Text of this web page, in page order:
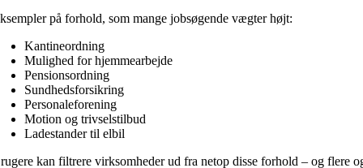
på forhold, som mange jobsøgende vægter højt:
Kantineordning
Mulighed for hjemmearbejde
Pensionsordning
Sundhedsforsikring
Personaleforening
Motion og trivselstilbud
Ladestander til elbil
kan filtrere virksomheder ud fra netop disse forhold – og flere